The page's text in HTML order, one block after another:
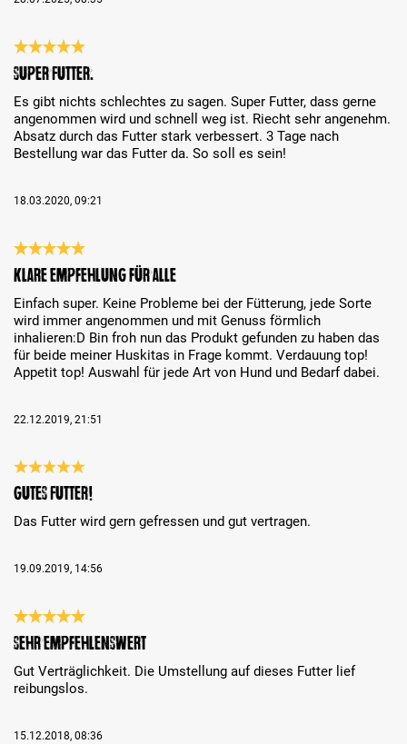
Review with rating of 5 out of 5 stars
Super Futter.
Es gibt nichts schlechtes zu sagen. Super Futter, dass gerne
angenommen wird und schnell weg ist. Riecht sehr angenehm.
Absatz durch das Futter stark verbessert. 3 Tage nach
Bestellung war das Futter da. So soll es sein!
18.03.2020, 09:21
Review with rating of 5 out of 5 stars
klare Empfehlung für Alle
Einfach super. Keine Probleme bei der Fütterung, jede Sorte
wird immer angenommen und mit Genuss förmlich
inhalieren:D Bin froh nun das Produkt gefunden zu haben das
für beide meiner Huskitas in Frage kommt. Verdauung top!
Appetit top! Auswahl für jede Art von Hund und Bedarf dabei.
22.12.2019, 21:51
Review with rating of 5 out of 5 stars
Gutes Futter!
Das Futter wird gern gefressen und gut vertragen.
19.09.2019, 14:56
Review with rating of 5 out of 5 stars
Sehr empfehlenswert
Gut Verträglichkeit. Die Umstellung auf dieses Futter lief
reibungslos.
15.12.2018, 08:36